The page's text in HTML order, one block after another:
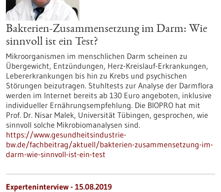
Bakterien-Zusammensetzung im Darm: Wie
sinnvoll ist ein Test?
Mikroorganismen im menschlichen Darm scheinen zu
Übergewicht, Entzündungen, Herz-Kreislauf-Erkrankungen,
Lebererkrankungen bis hin zu Krebs und psychischen
Störungen beizutragen. Stuhltests zur Analyse der Darmflora
werden im Internet bereits ab 130 Euro angeboten, inklusive
individueller Ernährungsempfehlung. Die BIOPRO hat mit
Prof. Dr. Nisar Malek, Universität Tübingen, gesprochen, wie
sinnvoll solche Mikrobiomanalysen sind.
https://www.gesundheitsindustrie-
bw.de/fachbeitrag/aktuell/bakterien-zusammensetzung-im-
darm-wie-sinnvoll-ist-ein-test
Experteninterview - 15.08.2019